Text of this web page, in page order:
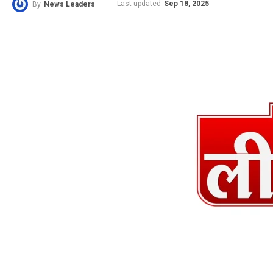
By News Leaders Last updated Sep 18, 2025